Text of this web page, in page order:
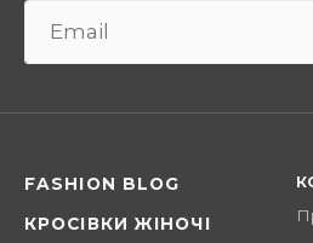
FASHION BLOG
КРОСІВКИ ЖІНОЧІ